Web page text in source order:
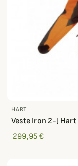
HART
Veste Iron 2-J Hart
299,95 €